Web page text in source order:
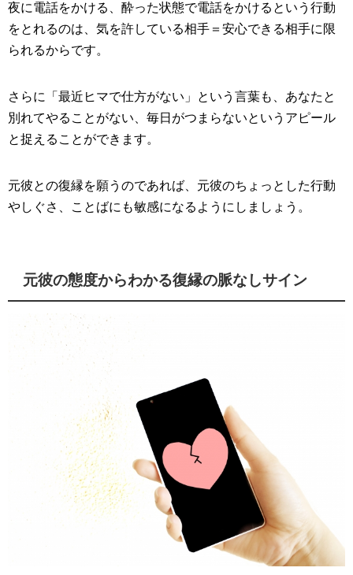
夜に電話をかける、酔った状態で電話をかけるという行動
をとれるのは、気を許している相手＝安心できる相手に限
られるからです。
さらに「最近ヒマで仕方がない」という言葉も、あなたと
別れてやることがない、毎日がつまらないというアピール
と捉えることができます。
元彼との復縁を願うのであれば、元彼のちょっとした行動
やしぐさ、ことばにも敏感になるようにしましょう。
元彼の態度からわかる復縁の脈なしサイン